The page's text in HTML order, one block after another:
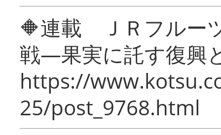
🔶連載 ＪＲフルー
戦―果実に託す復興
https://
25/post_9768.html